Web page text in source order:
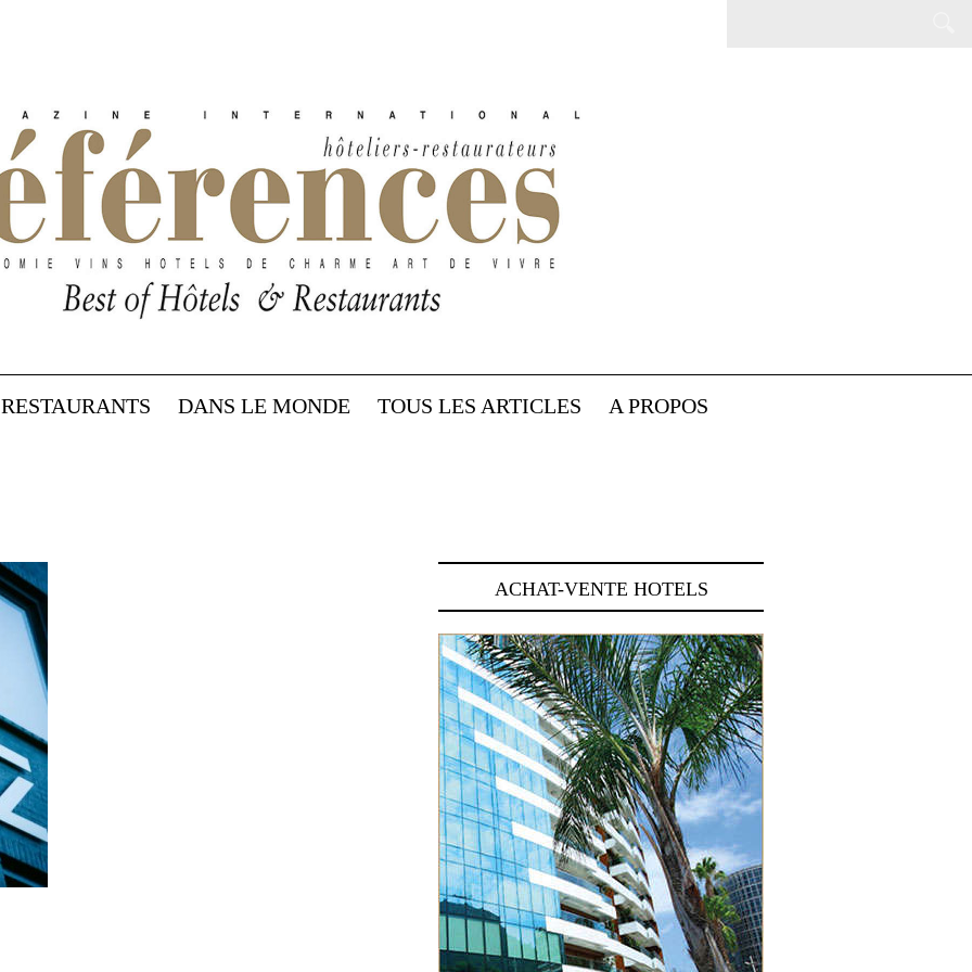
RESTAURANTS DANS LE MONDE TOUS LES ARTICLES A PROPOS
ACHAT-VENTE HOTELS